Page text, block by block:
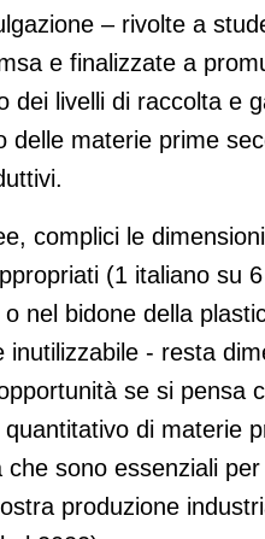
– rivolte a
e finalizzate a
dei livelli di raccolta e
delle materie prime
complici le
(1 italiano su
nel bidone della
- resta
se si pensa
di materie
sono essenziali
produzione